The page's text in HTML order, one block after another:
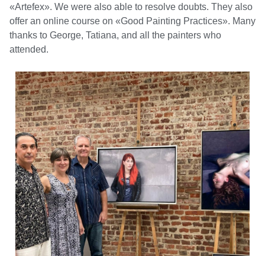
«Artefex». We were also able to resolve doubts. They also
offer an online course on «Good Painting Practices». Many
thanks to George, Tatiana, and all the painters who
attended.